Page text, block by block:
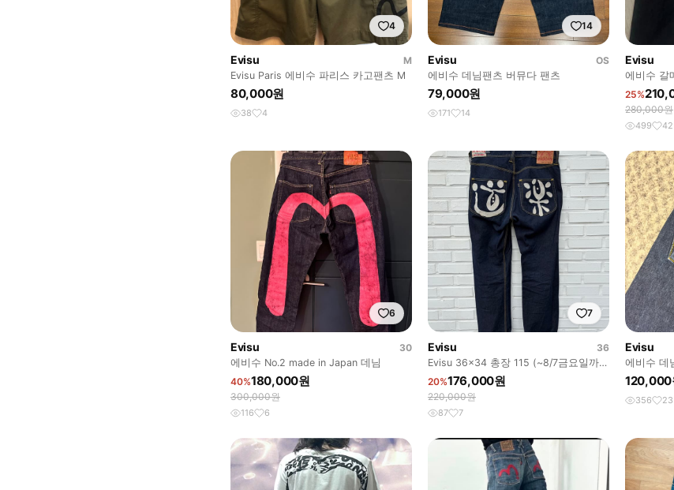
4
Evisu
M
Evisu Paris 에비수 파리스 카고팬츠 M
80,000원
38 4
14
Evisu
OS
에비수 데님팬츠 버뮤다 팬츠
79,000원
171 14
Evisu
에비수 갈
25%
280,000원
499 42
6
Evisu
30
에비수 No.2 made in Japan 데님
40%180,000원
300,000원
116 6
7
Evisu
36
Evisu 36x34 총장 115 (~8/7금요일까지
만 이가격)
20%176,000원
220,000원
87 7
Evisu
에비수 데
120,000
356 23